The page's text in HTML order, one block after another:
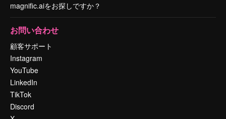
magnific.aiをお探しですか？
お問い合わせ
顧客サポート
Instagram
YouTube
LinkedIn
TikTok
Discord